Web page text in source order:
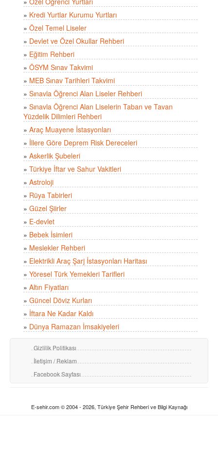
» Kredi Yurtlar Kurumu Yurtları
» Özel Temel Liseler
» Devlet ve Özel Okullar Rehberi
» Eğitim Rehberi
» ÖSYM Sınav Takvimi
» MEB Sınav Tarihleri Takvimi
» Sınavla Öğrenci Alan Liseler Rehberi
» Sınavla Öğrenci Alan Liselerin Taban ve Tavan
Yüzdelik Dilimleri Rehberi
» Araç Muayene İstasyonları
» İllere Göre Deprem Risk Dereceleri
» Askerlik Şubeleri
» Türkiye İftar ve Sahur Vakitleri
» Astroloji
» Rüya Tabirleri
» Güzel Şiirler
» E-devlet
» Bebek İsimleri
» Meslekler Rehberi
» Elektrikli Araç Şarj İstasyonları Haritası
» Yöresel Türk Yemekleri Tarifleri
» Altın Fiyatları
» Güncel Döviz Kurları
» İftara Ne Kadar Kaldı
» Dünya Ramazan İmsakiyeleri
Gizlilik Politikası
İletişim / Reklam
Facebook Sayfası
E-sehir.com © 2004 - 2026, Türkiye Şehir Rehberi ve Bilgi Kaynağı